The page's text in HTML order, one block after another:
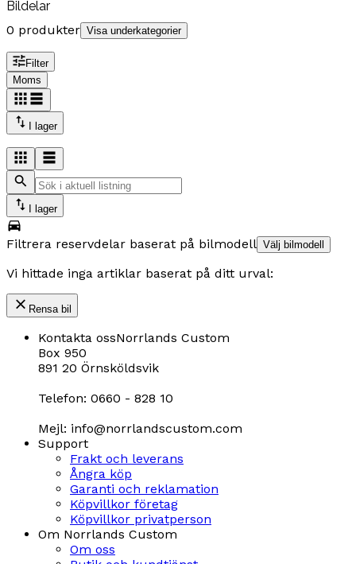
Bildelar
0 produkter Visa underkategorier
Filter
Moms
I lager
I lager
Filtrera reservdelar baserat på bilmodell Välj bilmodell
Vi hittade inga artiklar baserat på ditt urval:
Rensa bil
Kontakta ossNorrlands Custom
Box 950
891 20 Örnsköldsvik
Telefon: 0660 - 828 10
Mejl: info@norrlandscustom.com
Support
Frakt och leverans
Ångra köp
Garanti och reklamation
Köpvillkor företag
Köpvillkor privatperson
Om Norrlands Custom
Om oss